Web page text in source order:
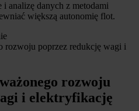
i analizę danych z metodami
większą autonomię flot.
rozwoju
i elektryfikację